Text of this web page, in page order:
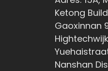
Ketong
Gaoxinnan
Nanshan